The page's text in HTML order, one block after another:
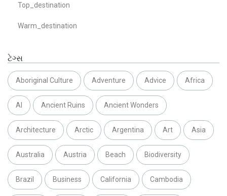
Top_destination
Warm_destination
ટેગ્સ
Aboriginal Culture Adventure Advice Africa
AI Ancient Ruins Ancient Wonders
Architecture Arctic Argentina Art Asia
Australia Austria Beach Biodiversity
Brazil Business California Cambodia